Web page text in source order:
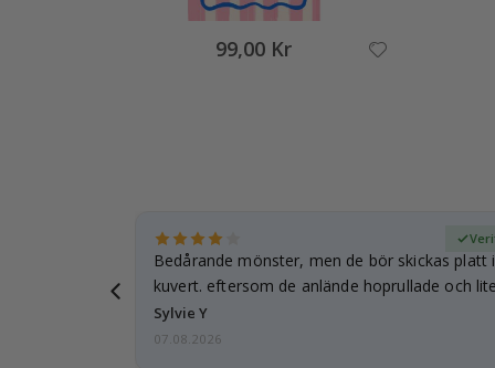
99,00 Kr
Bedårande mönster, men de bör skickas platt
kuvert. eftersom de anlände hoprullade och
…
Sylvie Y
07.08.2026